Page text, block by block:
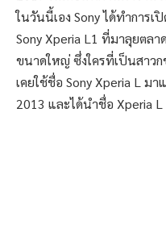
ในวันนี้เอง Sony ได้ทำการ
Sony Xperia L1 ที่มาลุยตล
ขนาดใหญ่ ซึ่งใครที่เป็นสาวก
เคยใช้ชื่อ Sony Xperia L ม
2013 และได้นำชื่อ Xperia L